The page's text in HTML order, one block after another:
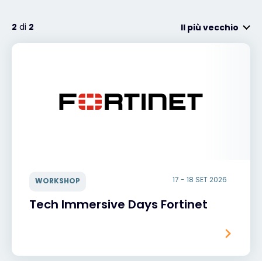
2 di 2 Il più vecchio
WORKSHOP 17 - 18 SET 2026
Tech Immersive Days Fortinet